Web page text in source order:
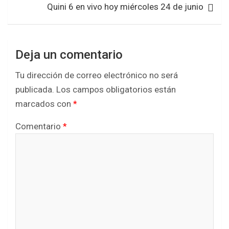
Quini 6 en vivo hoy miércoles 24 de junio
Deja un comentario
Tu dirección de correo electrónico no será
publicada. Los campos obligatorios están
marcados con *
Comentario *